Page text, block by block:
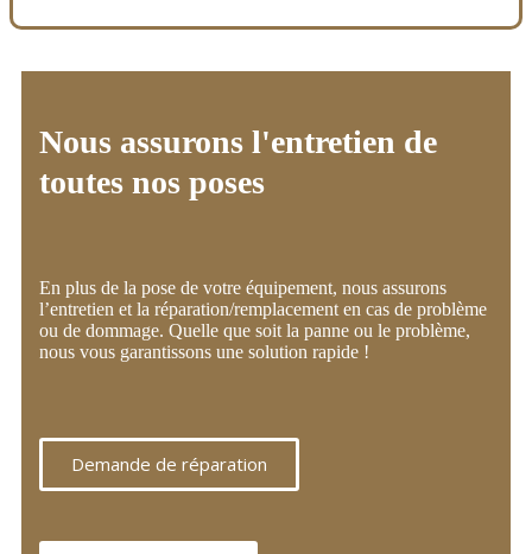
Nous assurons l'entretien de
toutes nos poses
En plus de la pose de votre équipement, nous assurons
l’entretien et la réparation/remplacement en cas de problème
ou de dommage. Quelle que soit la panne ou le problème,
nous vous garantissons une solution rapide !
Demande de réparation